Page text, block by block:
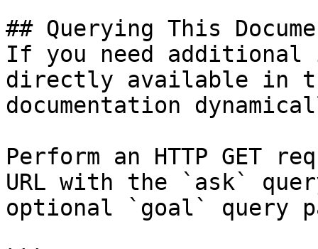
## Querying This
If you need
directly available in
documentation
Perform an HTTP GET
URL with the `ask`
optional `goal` query